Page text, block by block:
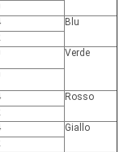
Blu
Verde
Rosso
Giallo